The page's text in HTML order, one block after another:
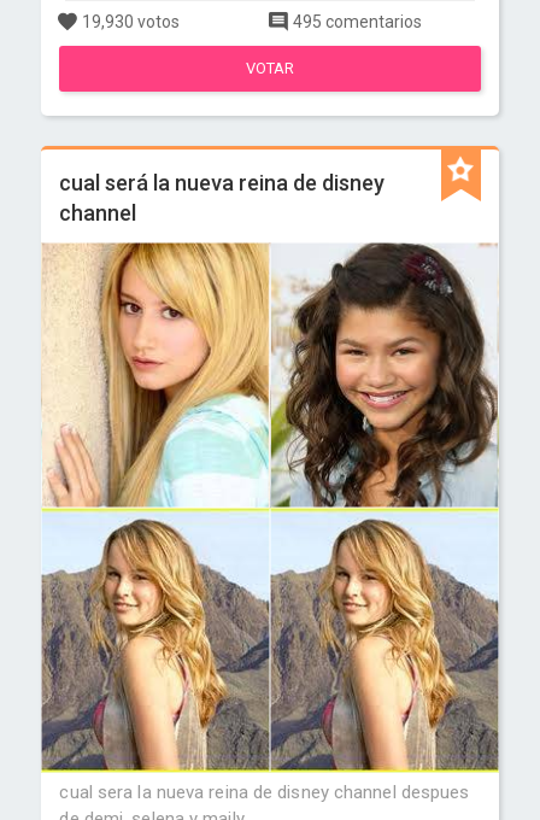
19,930 votos 495 comentarios
VOTAR
cual será la nueva reina de disney
channel
cual sera la nueva reina de disney channel despues